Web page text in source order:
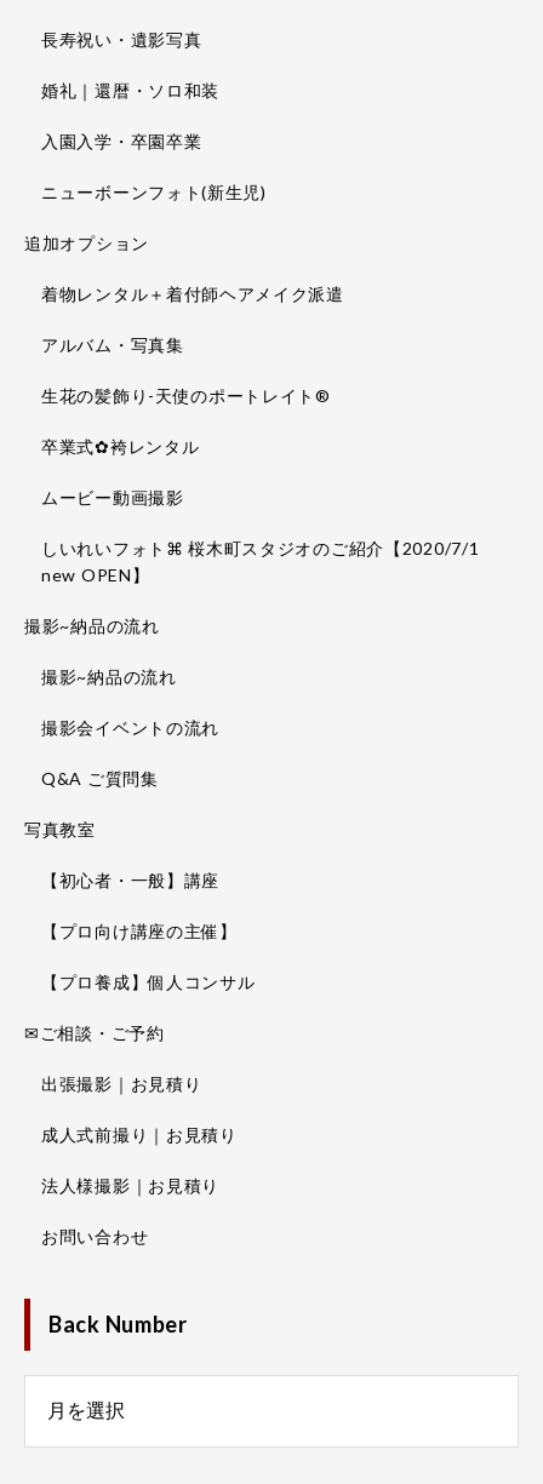
長寿祝い・遺影写真
婚礼｜還暦・ソロ和装
入園入学・卒園卒業
ニューボーンフォト(新生児)
追加オプション
着物レンタル＋着付師ヘアメイク派遣
アルバム・写真集
生花の髪飾り-天使のポートレイト®
卒業式✿袴レンタル
ムービー動画撮影
しいれいフォト⌘ 桜木町スタジオのご紹介【2020/7/1
new OPEN】
撮影~納品の流れ
撮影~納品の流れ
撮影会イベントの流れ
Q&A ご質問集
写真教室
【初心者・一般】講座
【プロ向け講座の主催】
【プロ養成】個人コンサル
✉ご相談・ご予約
出張撮影｜お見積り
成人式前撮り｜お見積り
法人様撮影｜お見積り
お問い合わせ
Back Number